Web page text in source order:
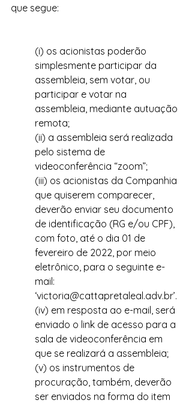
que segue:
(i) os acionistas poderão
simplesmente participar da
assembleia, sem votar, ou
participar e votar na
assembleia, mediante autuação
remota;
(ii) a assembleia será realizada
pelo sistema de
videoconferência “zoom”;
(iii) os acionistas da Companhia
que quiserem comparecer,
deverão enviar seu documento
de identificação (RG e/ou CPF),
com foto, até o dia 01 de
fevereiro de 2022, por meio
eletrônico, para o seguinte e-
mail:
‘victoria@cattapretaleal.adv.br’.
(iv) em resposta ao e-mail, será
enviado o link de acesso para a
sala de videoconferência em
que se realizará a assembleia;
(v) os instrumentos de
procuração, também, deverão
ser enviados na forma do item